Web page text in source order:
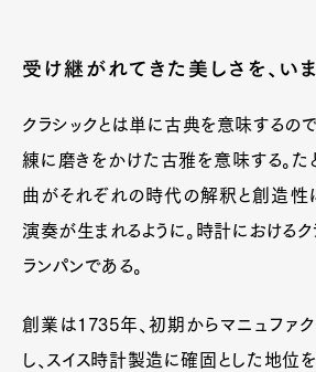
受け継がれてきた美しさを、い
クラシックとは単に古典を意味するの
練に磨きをかけた古雅を意味する。た
曲がそれぞれの時代の解釈と創造性
演奏が生まれるように。時計におけるク
ランパンである。
創業は1735年、初期からマニュファ
し、スイス時計製造に確固とした地位